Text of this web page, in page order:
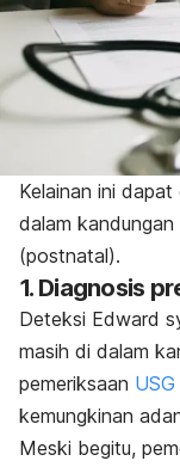
Kelainan ini
dalam
(postnatal).
1. Diagnosis
Deteksi Edward
masih di dalam
pemeriksaan
kemungkinan
Meski begitu,